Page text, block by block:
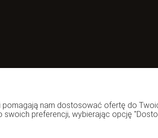
zadzior.plnam dostosować ofertę do
preferencji, wybierając opcję